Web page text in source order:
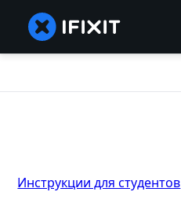
Инструкции для студентов